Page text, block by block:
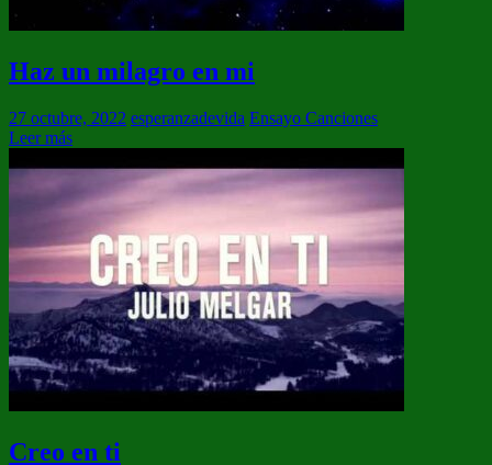
Haz un milagro en mi
27 octubre, 2022 esperanzadevida Ensayo Canciones
Leer más
Creo en ti